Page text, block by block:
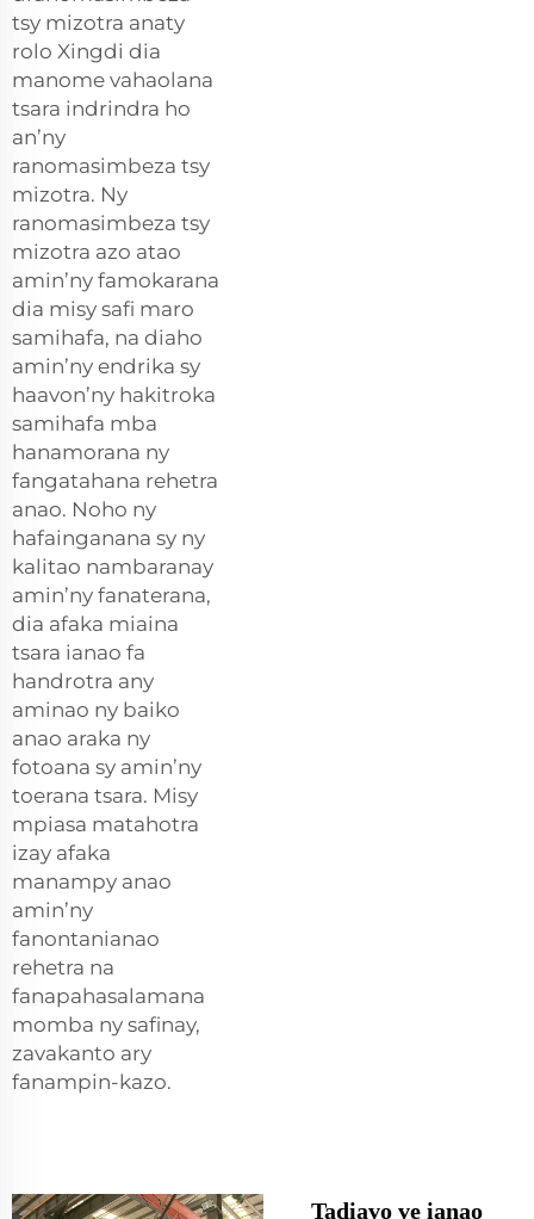
tsy mizotra anaty
rolo Xingdi dia
manome vahaolana
tsara indrindra ho
an’ny
ranomasimbeza tsy
mizotra. Ny
ranomasimbeza tsy
mizotra azo atao
amin’ny famokarana
dia misy safi maro
samihafa, na diaho
amin’ny endrika sy
haavon’ny hakitroka
samihafa mba
hanamorana ny
fangatahana rehetra
anao. Noho ny
hafainganana sy ny
kalitao nambaranay
amin’ny fanaterana,
dia afaka miaina
tsara ianao fa
handrotra any
aminao ny baiko
anao araka ny
fotoana sy amin’ny
toerana tsara. Misy
mpiasa matahotra
izay afaka
manampy anao
amin’ny
fanontanianao
rehetra na
fanapahasalamana
momba ny safinay,
zavakanto ary
fanampin-kazo.
Tadiavo ve ianao